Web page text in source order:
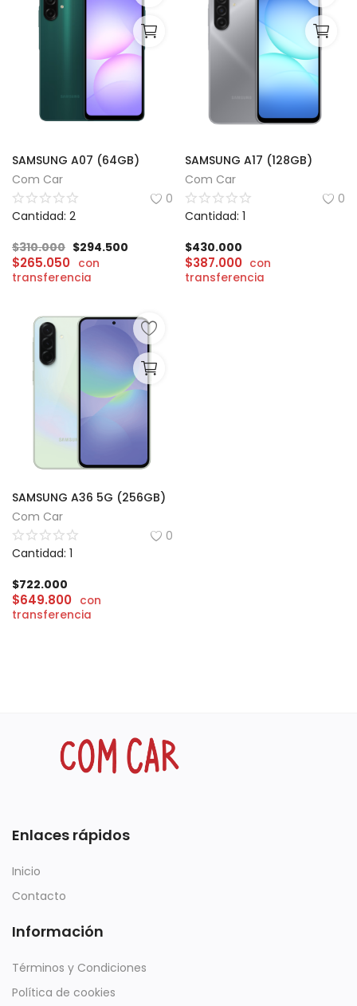
SAMSUNG A07 (64GB)
Com Car
0
Cantidad: 2
$310.000 $294.500
$265.050 con
transferencia
SAMSUNG A17 (128GB)
Com Car
0
Cantidad: 1
$430.000
$387.000 con
transferencia
SAMSUNG A36 5G (256GB)
Com Car
0
Cantidad: 1
$722.000
$649.800 con
transferencia
Enlaces rápidos
Inicio
Contacto
Información
Términos y Condiciones
Política de cookies